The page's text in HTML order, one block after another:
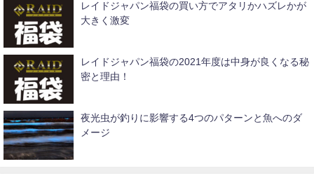
レイドジャパン福袋の買い方でアタリかハズレかが
大きく激変
レイドジャパン福袋の2021年度は中身が良くなる秘
密と理由！
夜光虫が釣りに影響する4つのパターンと魚へのダ
メージ